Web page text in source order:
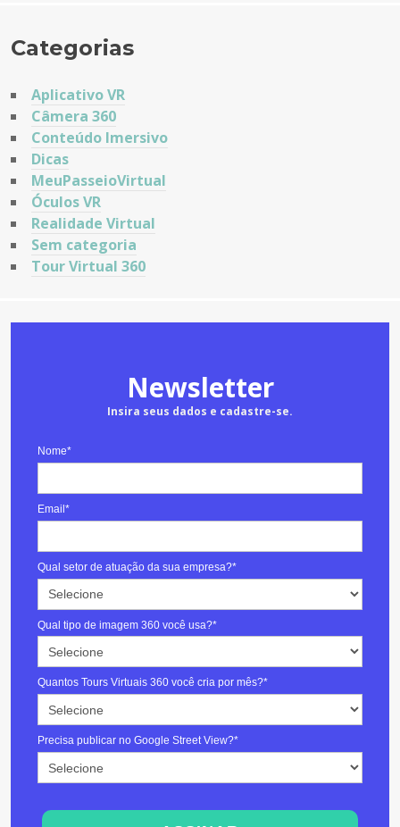
Categorias
Aplicativo VR
Câmera 360
Conteúdo Imersivo
Dicas
MeuPasseioVirtual
Óculos VR
Realidade Virtual
Sem categoria
Tour Virtual 360
Newsletter
Insira seus dados e cadastre-se.
Nome*
Email*
Qual setor de atuação da sua empresa?*
Qual tipo de imagem 360 você usa?*
Quantos Tours Virtuais 360 você cria por mês?*
Precisa publicar no Google Street View?*